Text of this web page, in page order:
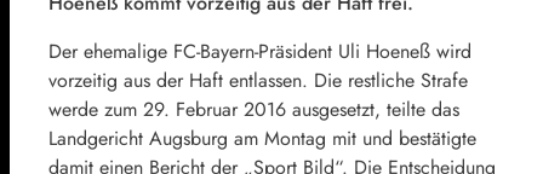
Der ehemalige FC-Bayern-Präsident Uli Hoeneß wird
vorzeitig aus der Haft entlassen. Die restliche Strafe
werde zum 29. Februar 2016 ausgesetzt, teilte das
Landgericht Augsburg am Montag mit und bestätigte
damit einen Bericht der „Sport Bild“. Die Entscheidung